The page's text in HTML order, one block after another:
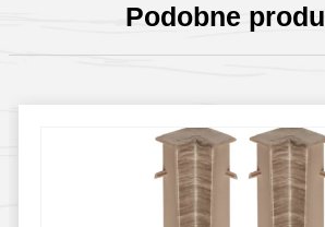
Podobne